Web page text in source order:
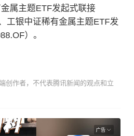
属主题ETF发起式联接
工银中证稀有金属主题ETF发
）。
创作者，不代表腾讯新闻的观点和立
广告